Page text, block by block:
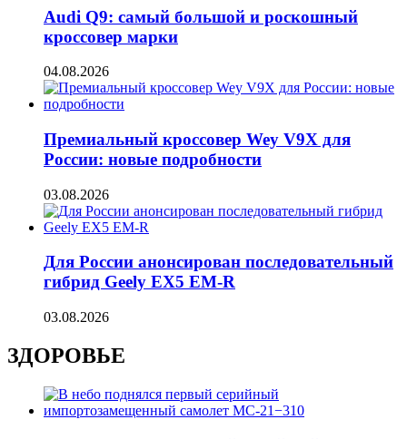
Audi Q9: самый большой и роскошный
кроссовер марки
04.08.2026
Премиальный кроссовер Wey V9X для
России: новые подробности
03.08.2026
Для России анонсирован последовательный
гибрид Geely EX5 EM-R
03.08.2026
ЗДОРОВЬЕ